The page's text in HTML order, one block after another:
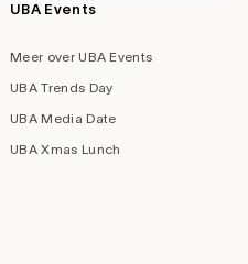
UBA Events
Meer over UBA Events
UBA Trends Day
UBA Media Date
UBA Xmas Lunch